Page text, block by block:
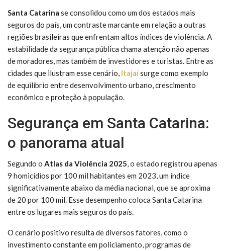
Santa Catarina se consolidou como um dos estados mais
seguros do país, um contraste marcante em relação a outras
regiões brasileiras que enfrentam altos índices de violência. A
estabilidade da segurança pública chama atenção não apenas
de moradores, mas também de investidores e turistas. Entre as
cidades que ilustram esse cenário, Itajaísurge como exemplo
de equilíbrio entre desenvolvimento urbano, crescimento
econômico e proteção à população.
Segurança em Santa Catarina:
o panorama atual
Segundo o Atlas da Violência 2025, o estado registrou apenas
9 homicídios por 100 mil habitantes em 2023, um índice
significativamente abaixo da média nacional, que se aproxima
de 20 por 100 mil. Esse desempenho coloca Santa Catarina
entre os lugares mais seguros do país.
O cenário positivo resulta de diversos fatores, como o
investimento constante em policiamento, programas de